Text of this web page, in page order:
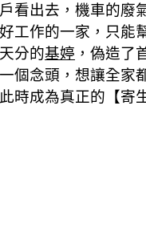
看出去，機車的
工作的一家，只
分的基婷 ，偽造了
個念頭，想讓全家
時成為真正的【寄